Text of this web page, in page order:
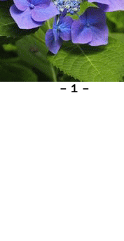
－１－